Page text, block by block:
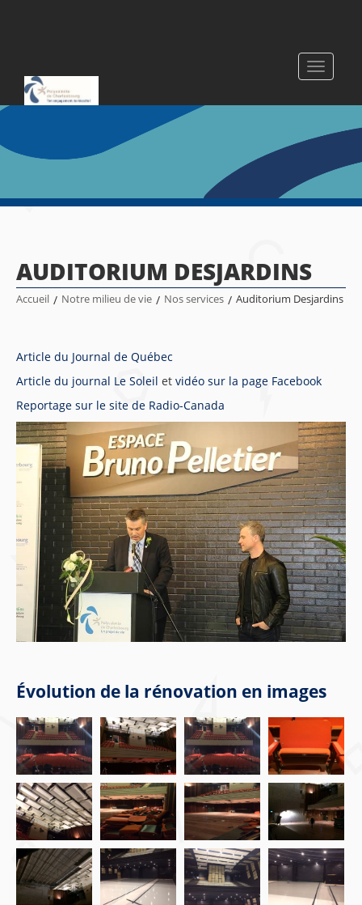
Toggle
AUDITORIUM DESJARDINS
Accueil / Notre milieu de vie / Nos services / Auditorium Desjardins
Article du Journal de Québec
Article du journal Le Soleil et vidéo sur la page Facebook
Reportage sur le site de Radio-Canada
Évolution de la rénovation en images